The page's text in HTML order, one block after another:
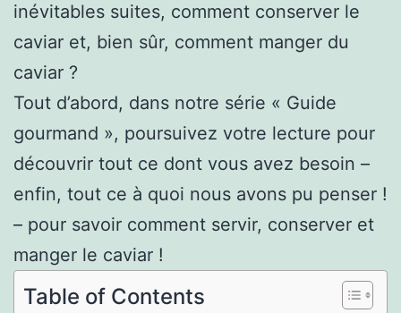
inévitables suites, comment conserver le
caviar et, bien sûr, comment manger du
caviar ?
Tout d’abord, dans notre série « Guide
gourmand », poursuivez votre lecture pour
découvrir tout ce dont vous avez besoin –
enfin, tout ce à quoi nous avons pu penser !
– pour savoir comment servir, conserver et
manger le caviar !
Table of Contents